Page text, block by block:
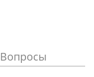
Вопросы